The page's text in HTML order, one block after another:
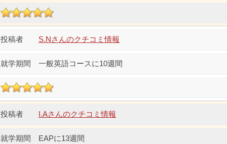
S.Nさんのクチコミ情報
一般英語コースに10週間
I.Aさんのクチコミ情報
EAPに13週間